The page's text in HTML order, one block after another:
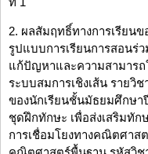
2. ผลสัมฤทธิ์ทางการเรียน
รูปแบบการเรียนการสอนร่
แก้ปัญหาและความสามารถ
ระบบสมการเชิงเส้น รายวิ
ของนักเรียนชั้นมัธยมศึกษา
ชุดฝึกทักษะ เพื่อส่งเสริมทั
การเชื่อมโยงทางคณิตศาสต